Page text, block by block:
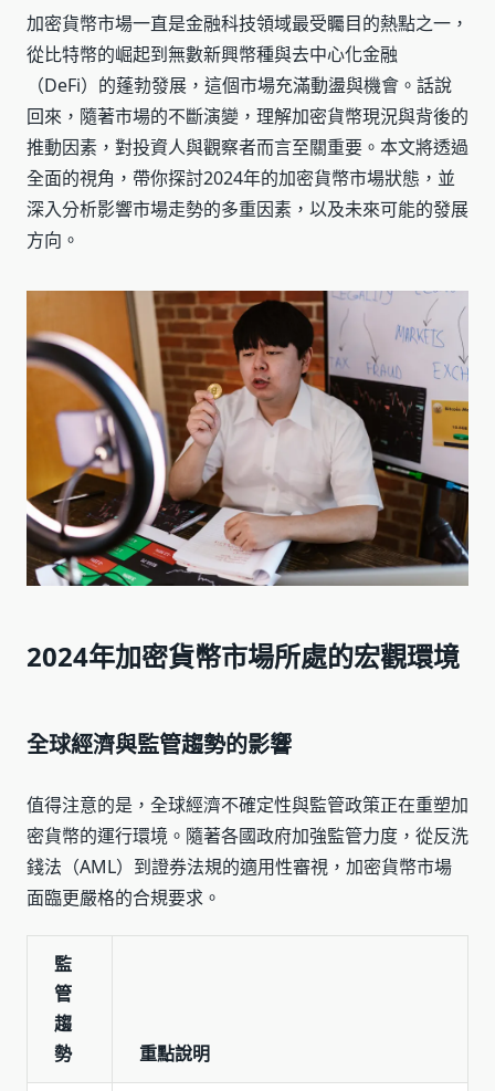
加密貨幣市場一直是金融科技領域最受矚目的熱點之一，
從比特幣的崛起到無數新興幣種與去中心化金融
（DeFi）的蓬勃發展，這個市場充滿動盪與機會。話說
回來，隨著市場的不斷演變，理解加密貨幣現況與背後的
推動因素，對投資人與觀察者而言至關重要。本文將透過
全面的視角，帶你探討2024年的加密貨幣市場狀態，並
深入分析影響市場走勢的多重因素，以及未來可能的發展
方向。
2024年加密貨幣市場所處的宏觀環境
全球經濟與監管趨勢的影響
值得注意的是，全球經濟不確定性與監管政策正在重塑加
密貨幣的運行環境。隨著各國政府加強監管力度，從反洗
錢法（AML）到證券法規的適用性審視，加密貨幣市場
面臨更嚴格的合規要求。
監
管
趨
勢
重點說明